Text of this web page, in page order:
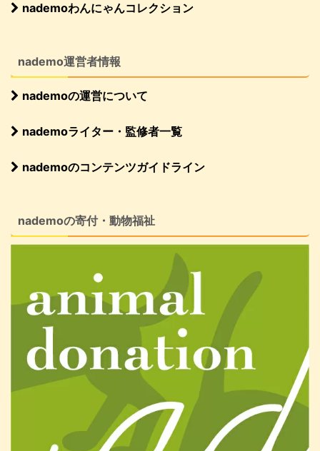
nademoわんにゃんコレクション
nademo運営者情報
nademoの運営について
nademoライター・監修者一覧
nademoのコンテンツガイドライン
nademoの寄付・動物福祉